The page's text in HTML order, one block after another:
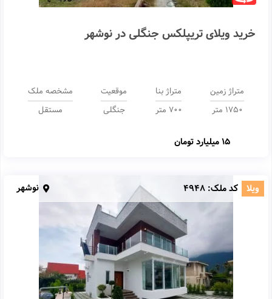
خرید ویلای تریپلکس جنگلی در نوشهر
متراژ زمین
1750 متر
متراژ بنا
700 متر
موقعیت
جنگلی
مشخصه ملک
مستقل
15 میلیارد تومان
ویلا کد ملک: 4948 نوشهر